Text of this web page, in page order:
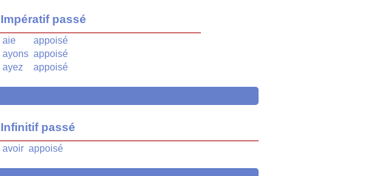
Impératif passé
aie
appoisé
ayons appoisé
ayez
appoisé
Infinitif passé
avoir appoisé